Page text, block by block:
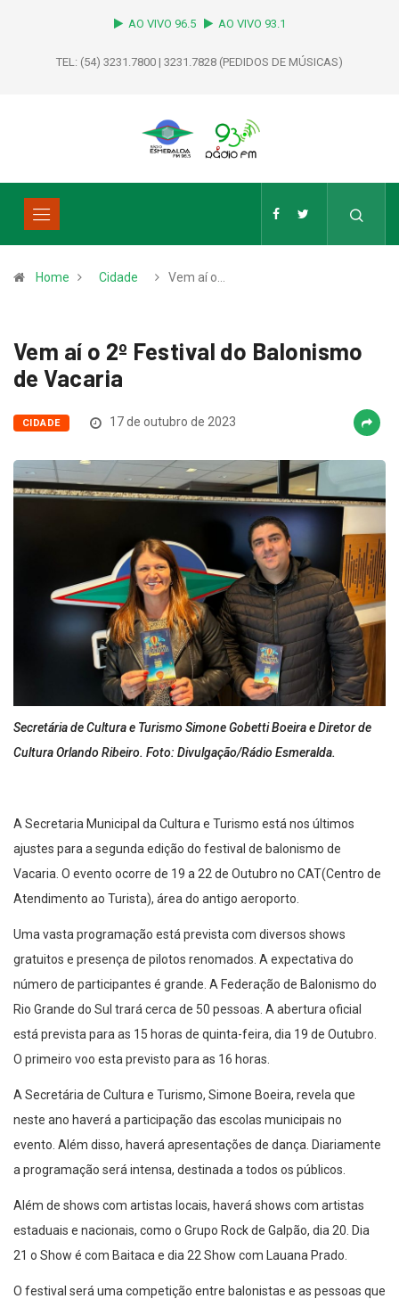
AO VIVO 96.5 AO VIVO 93.1
TEL: (54) 3231.7800 | 3231.7828 (PEDIDOS DE MÚSICAS)
Home Cidade Vem aí o…
Vem aí o 2º Festival do Balonismo
de Vacaria
CIDADE 17 de outubro de 2023
Secretária de Cultura e Turismo Simone Gobetti Boeira e Diretor de
Cultura Orlando Ribeiro. Foto: Divulgação/Rádio Esmeralda.
A Secretaria Municipal da Cultura e Turismo está nos últimos
ajustes para a segunda edição do festival de balonismo de
Vacaria. O evento ocorre de 19 a 22 de Outubro no CAT(Centro de
Atendimento ao Turista), área do antigo aeroporto.
Uma vasta programação está prevista com diversos shows
gratuitos e presença de pilotos renomados. A expectativa do
número de participantes é grande. A Federação de Balonismo do
Rio Grande do Sul trará cerca de 50 pessoas. A abertura oficial
está prevista para as 15 horas de quinta-feira, dia 19 de Outubro.
O primeiro voo esta previsto para as 16 horas.
A Secretária de Cultura e Turismo, Simone Boeira, revela que
neste ano haverá a participação das escolas municipais no
evento. Além disso, haverá apresentações de dança. Diariamente
a programação será intensa, destinada a todos os públicos.
Além de shows com artistas locais, haverá shows com artistas
estaduais e nacionais, como o Grupo Rock de Galpão, dia 20. Dia
21 o Show é com Baitaca e dia 22 Show com Lauana Prado.
O festival será uma competição entre balonistas e as pessoas que